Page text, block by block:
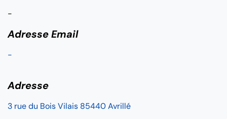
-
Adresse Email
-
Adresse
3 rue du Bois Vilais 85440 Avrillé